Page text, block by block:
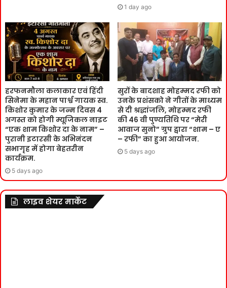
1 day ago
हरफनमौला कलाकार एवं हिंदी
सिनेमा के महान पार्श्व गायक स्व.
किशोर कुमार के जन्म दिवस 4
अगस्त को होगी म्यूजिकल नाइट
“एक शाम किशोर दा के नाम” –
पुरानी इटारसी के अभिनंदन
सभागृह में होगा बेहतरीन
कार्यक्रम.
5 days ago
सुरों के बादशाह मोहम्मद रफी को
उनके प्रशंसको ने गीतों के माध्यम
से दी श्रद्धांजलि, मोहम्मद रफी
की 46 वी पुण्यतिथि पर “मेरी
आवाज सुनो” ग्रुप द्वारा “शाम – ए
– रफी” का हुआ आयोजन.
5 days ago
लाइव शेयर मार्केट